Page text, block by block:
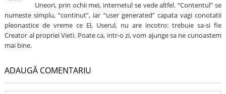
Uneori, prin ochii mei, internetul se vede altfel. “Contentul” se
numeste simplu, “continut”, iar “user generated” capata vagi conotatii
pleonastice de vreme ce El, Userul, nu are incotro: trebuie sa-si fie
Creator al propriei Vieti. Poate ca, intr-o zi, vom ajunge sa ne cunoastem
mai bine.
ADAUGĂ COMENTARIU